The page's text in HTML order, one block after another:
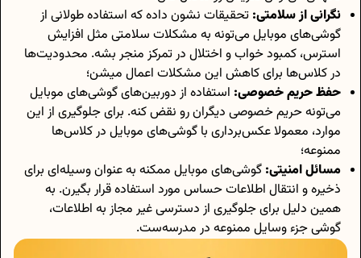
نگرانی از سلامتی: تحقیقات نشون داده که استفاده طولانی از
گوشی‌های موبایل می‌تونه به مشکلات سلامتی مثل افزایش
استرس، کمبود خواب و اختلال در تمرکز منجر بشه. محدودیت‌ها
در کلاس‌ها برای کاهش این مشکلات اعمال میشن؛
حفظ حریم خصوصی: استفاده از دوربین‌های گوشی‌های موبایل
می‌تونه حریم خصوصی دیگران رو نقض کنه. برای جلوگیری از این
موارد، معمولا عکس‌برداری با گوشی‌های موبایل در کلاس‌ها
ممنوعه؛
مسائل امنیتی: گوشی‌های موبایل ممکنه به عنوان وسیله‌ای برای
ذخیره و انتقال اطلاعات حساس مورد استفاده قرار بگیرن. به
همین دلیل برای جلوگیری از دسترسی غیر مجاز به اطلاعات،
گوشی جزء وسایل ممنوعه در مدرسه‌ست.